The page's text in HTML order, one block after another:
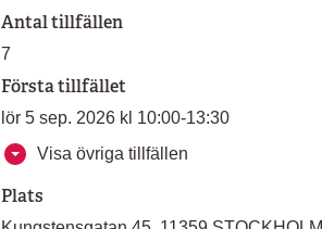
Antal tillfällen
7
Första tillfället
lör 5 sep. 2026 kl 10:00-13:30
Visa övriga tillfällen
Plats